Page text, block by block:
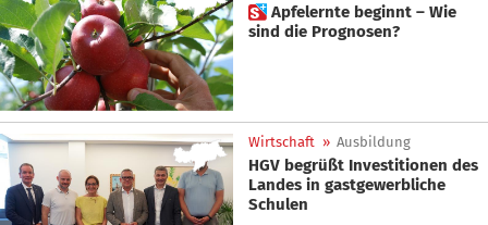
 Apfelernte beginnt – Wie
sind die Prognosen?
Wirtschaft » Ausbildung
HGV begrüßt Investitionen des
Landes in gastgewerbliche
Schulen